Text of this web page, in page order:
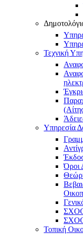
Τεχνική
Υπηρεσία
Όροι
Τοπική